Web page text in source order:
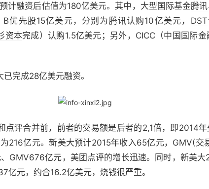
计融资后估值为180亿美元。其中，大型国际基金腾讯
优先股15亿美元，分别为 腾讯认购10亿美元， DST
资本完成）认购1.5亿美元；另外，CICC（中国国际
完成28亿美元融资。
点评合并前，前者的交易额是后者的2,1倍，即2014
216亿元。新美大预计2015年收入65亿元，GMV(交
GMV676亿元，美团点评的增长迅速。同时，新美
亿元，约合16.2亿美元，烧钱很严重。